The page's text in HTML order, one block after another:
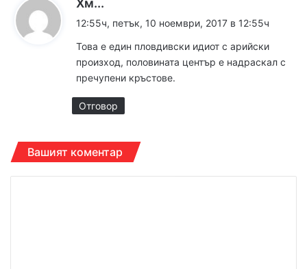
а
:
12:55ч, петък, 10 ноември, 2017 в 12:55ч
Това е един пловдивски идиот с арийски
произход, половината център е надраскал с
пречупени кръстове.
Отговор
Вашият коментар